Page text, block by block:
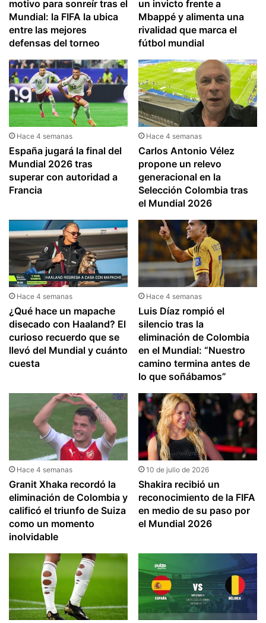
motivo para sonreír tras el
Mundial: la FIFA la ubica
entre las mejores
defensas del torneo
un invicto frente a
Mbappé y alimenta una
rivalidad que marca el
fútbol mundial
Hace 4 semanas
España jugará la final del
Mundial 2026 tras
superar con autoridad a
Francia
Hace 4 semanas
Carlos Antonio Vélez
propone un relevo
generacional en la
Selección Colombia tras
el Mundial 2026
Hace 4 semanas
¿Qué hace un mapache
disecado con Haaland? El
curioso recuerdo que se
llevó del Mundial y cuánto
cuesta
Hace 4 semanas
Luis Díaz rompió el
silencio tras la
eliminación de Colombia
en el Mundial: “Nuestro
camino termina antes de
lo que soñábamos”
Hace 4 semanas
Granit Xhaka recordó la
eliminación de Colombia y
calificó el triunfo de Suiza
como un momento
inolvidable
10 de julio de 2026
Shakira recibió un
reconocimiento de la FIFA
en medio de su paso por
el Mundial 2026